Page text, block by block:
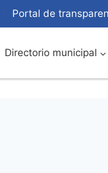
Portal de
Directorio municipal